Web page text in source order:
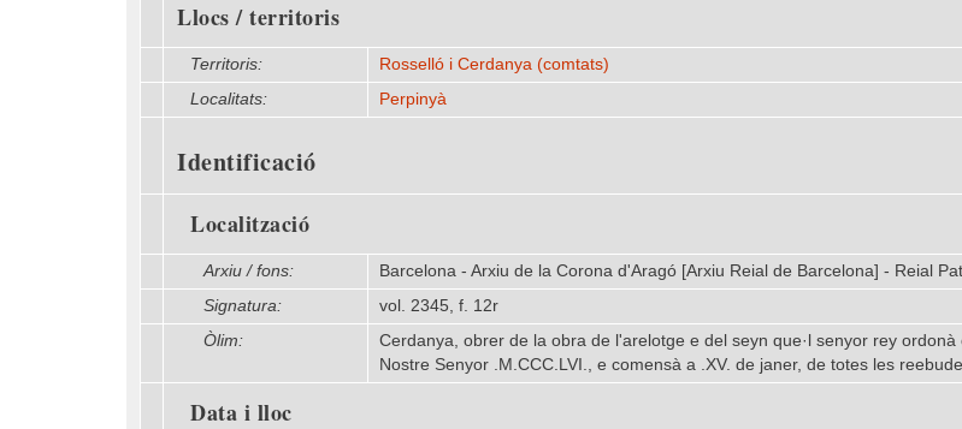
Llocs / territoris
Territoris:
Rosselló i Cerdanya (comtats)
Localitats:
Perpinyà
Identificació
Localització
Arxiu / fons:
Barcelona - Arxiu de la Corona d'Aragó [Arxiu Reial de Barcelona] - Reial
Signatura:
vol. 2345, f. 12r
Òlim:
Cerdanya, obrer de la obra de l'arelotge e del seyn que·l senyor rey
Nostre Senyor .M.CCC.LVI., e comensà a .XV. de janer, de totes les
Data i lloc